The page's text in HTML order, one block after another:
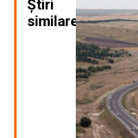
Știri
similare